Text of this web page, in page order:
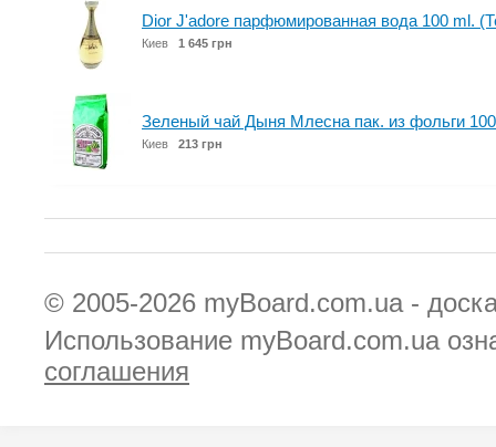
Dior J'adore парфюмированная вода 100 ml.
Киев 1 645 грн
Зеленый чай Дыня Млесна пак. из фольги 100
Киев 213 грн
© 2005-2026 myBoard.com.ua -
Использование myBoard.com.ua
соглашения